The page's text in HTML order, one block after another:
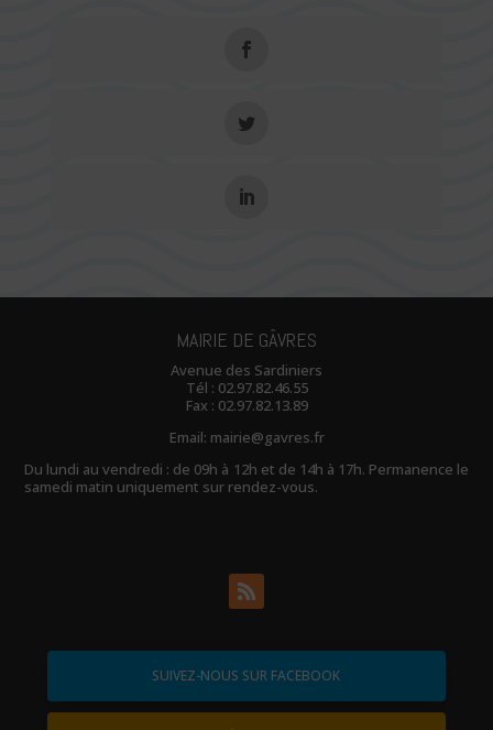
MAIRIE DE GÂVRES
Avenue des Sardiniers
Tél : 02.97.82.46.55
Fax : 02.97.82.13.89
Email: mairie@gavres.fr
Du lundi au vendredi : de 09h à 12h et de 14h à 17h. Permanence le
samedi matin uniquement sur rendez-vous.
SUIVEZ-NOUS SUR FACEBOOK